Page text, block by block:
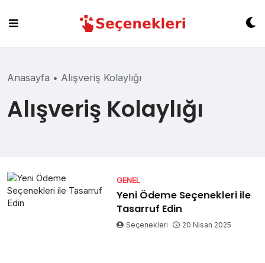
content
Anasayfa • Alışveriş Kolaylığı
Alışveriş Kolaylığı
GENEL
Yeni Ödeme Seçenekleri ile
Tasarruf Edin
Seçenekleri 20 Nisan 2025